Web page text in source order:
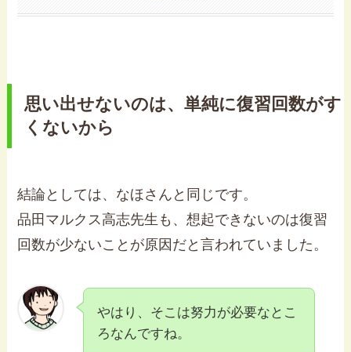
思い出せないのは、単純に復習回数がす
くないから
結論としては、なほさんと同じです。
品田マルクス高志先生も、想起できないのは復習
回数が少ないことが原因だと言われていました。
やはり、そこは努力が必要なとこ
ろなんですね。